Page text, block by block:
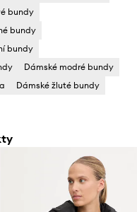
bundy
bundy
bundy
Dámské modré bundy
Dámské žluté bundy